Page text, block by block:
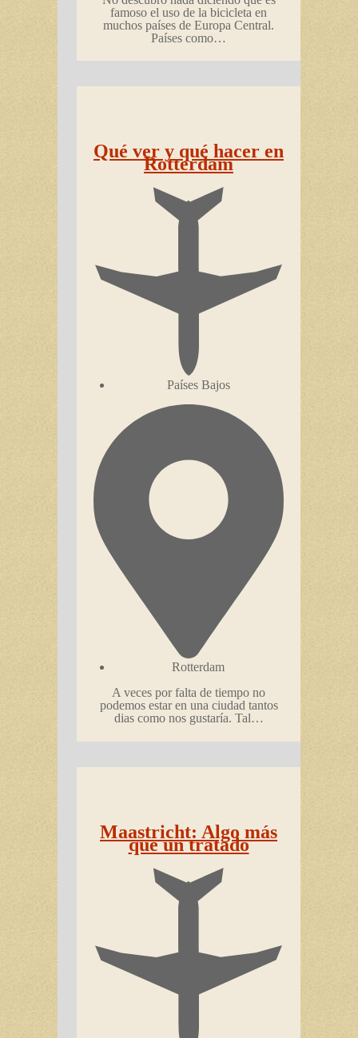
famoso el uso de la bicicleta en
muchos países de Europa Central.
Países como…
Qué ver y qué hacer en
Rotterdam
Países Bajos
Rotterdam
A veces por falta de tiempo no
podemos estar en una ciudad tantos
dias como nos gustaría. Tal…
Maastricht: Algo más
que un tratado